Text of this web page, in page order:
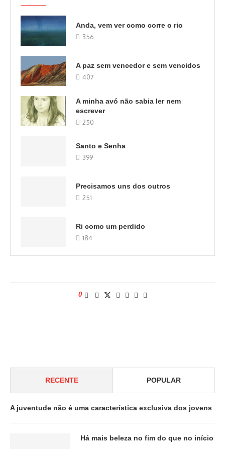
Anda, vem ver como corre o rio
356
A paz sem vencedor e sem vencidos
407
A minha avó não sabia ler nem
escrever
250
Santo e Senha
399
Precisamos uns dos outros
251
Ri como um perdido
184
0
RECENTE POPULAR
A juventude não é uma característica exclusiva dos jovens
Há mais beleza no fim do que no início